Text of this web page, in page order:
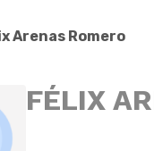
Arenas Romero
FÉLIX